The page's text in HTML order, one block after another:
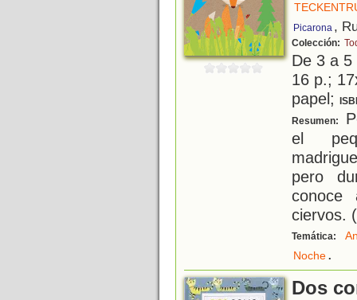
Picarona ,
Colección:
De 3 a
16 p.;
papel;
Resumen:
el
pero
ciervos.
Temática:
Noche.
Dos